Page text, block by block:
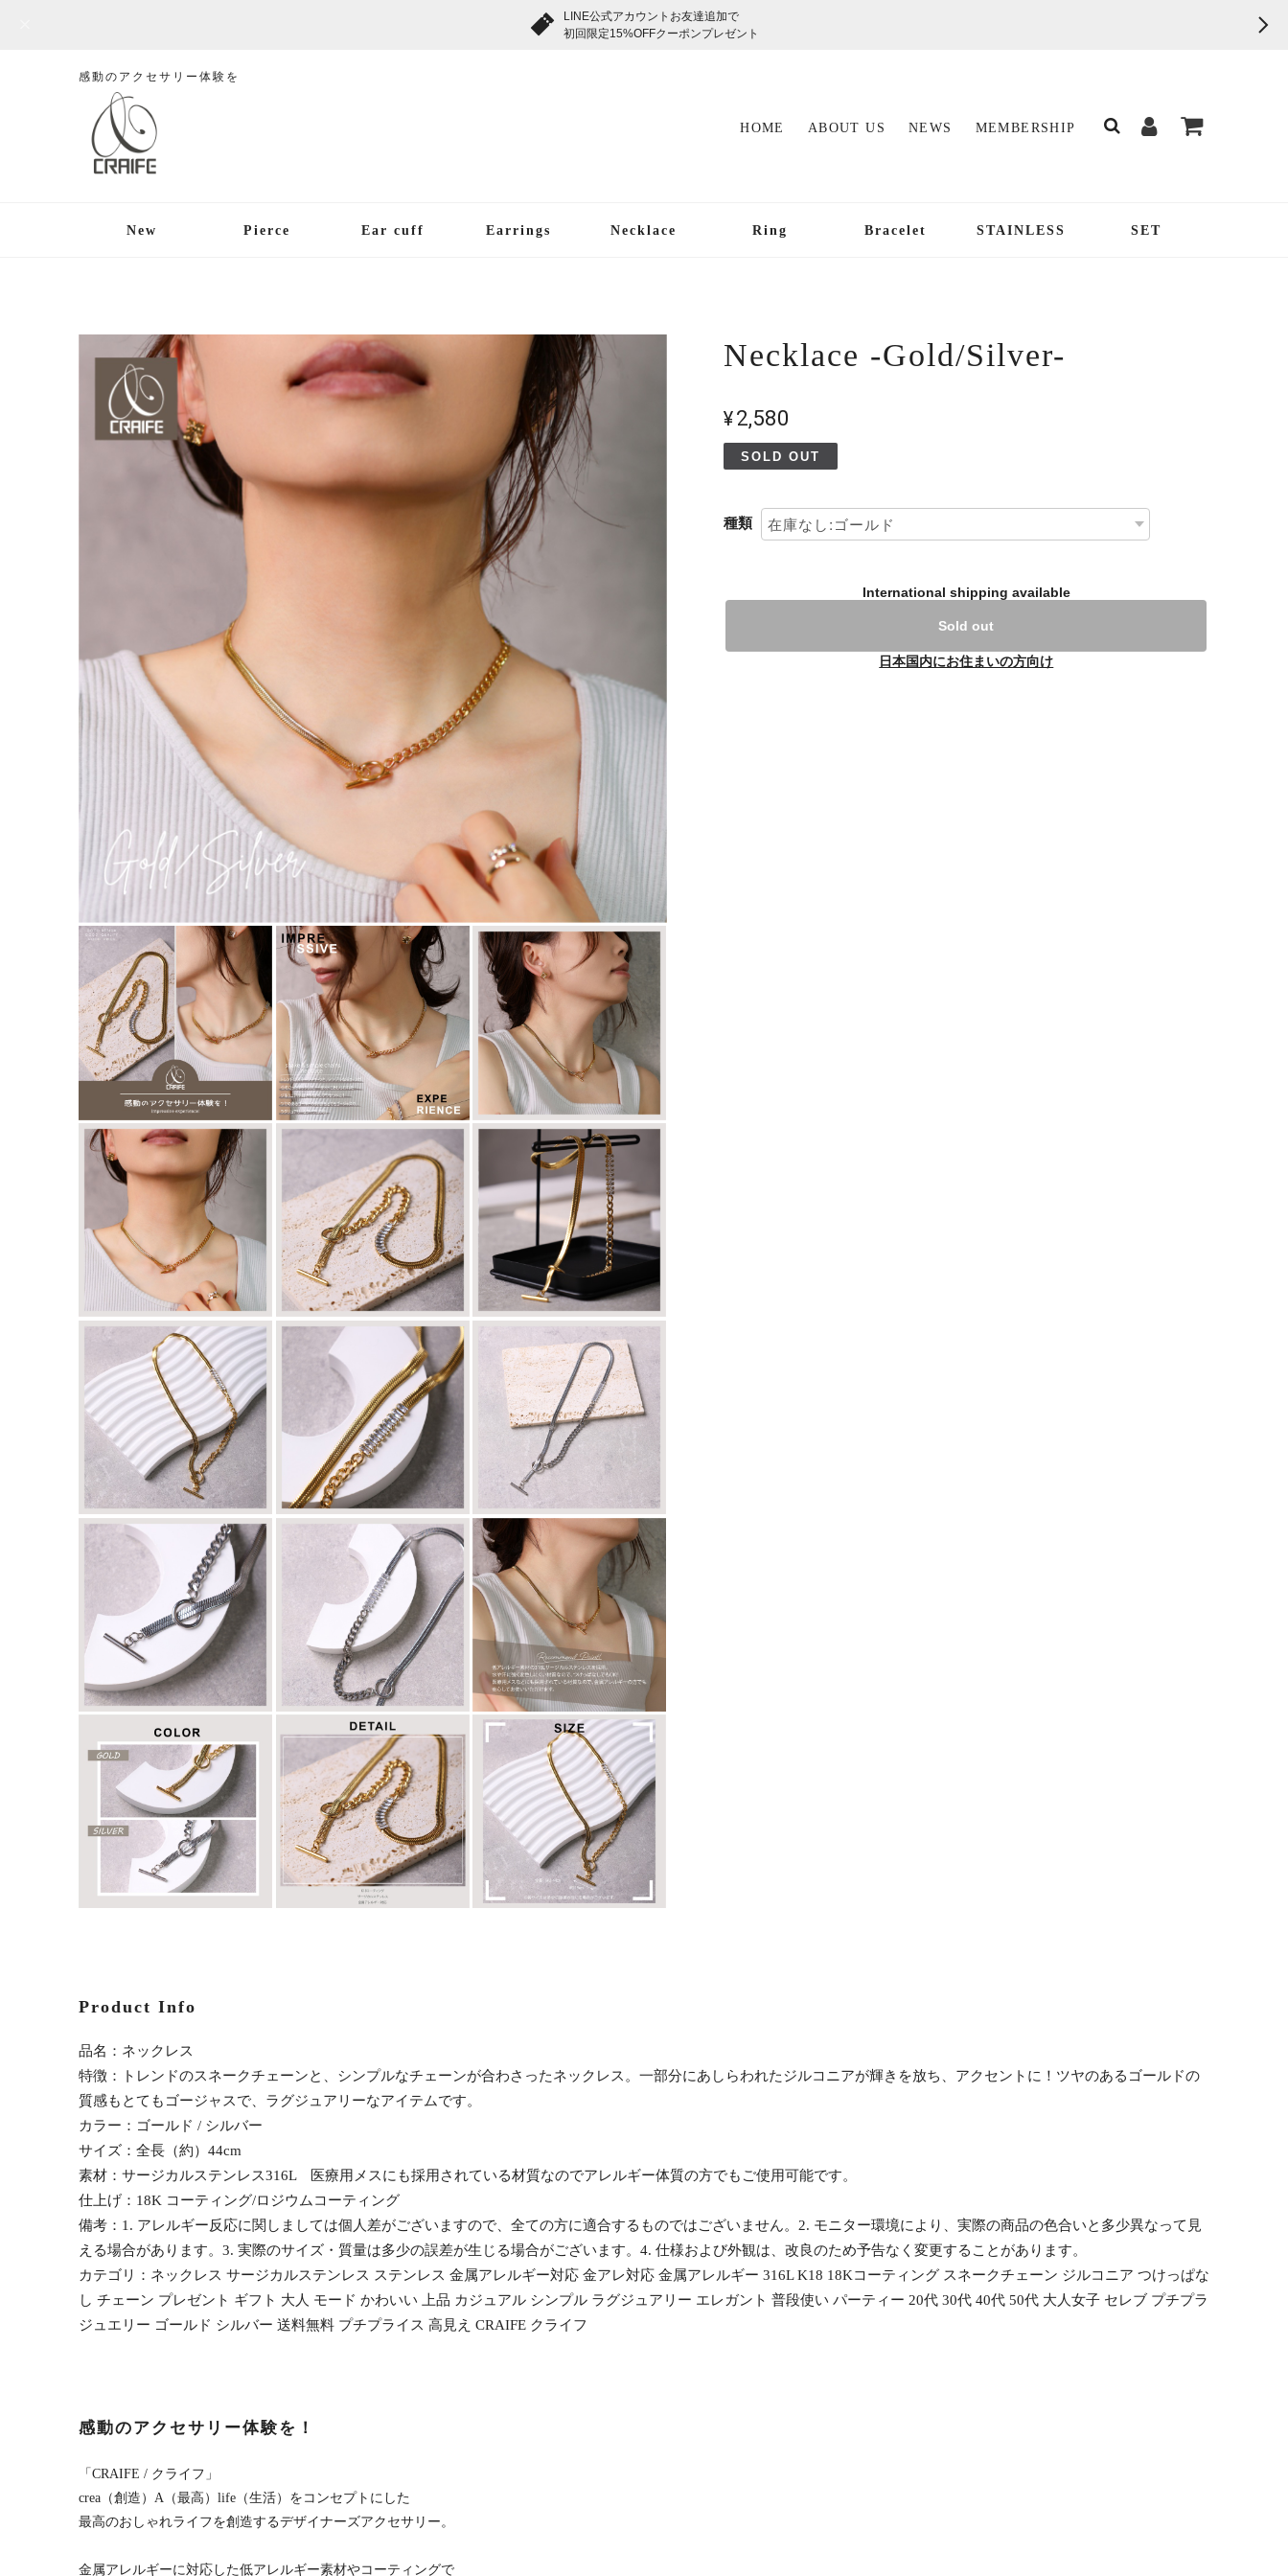
LINE公式アカウントお友達追加で
初回限定15%OFFクーポンプレゼント
感動のアクセサリー体験を
HOME ABOUT US NEWS MEMBERSHIP
New Pierce Ear cuff Earrings Necklace Ring Bracelet STAINLESS SET
Necklace -Gold/Silver-
¥2,580
SOLD OUT
種類
International shipping available
Sold out
日本国内にお住まいの方向け
Product Info
品名：ネックレス
特徴：トレンドのスネークチェーンと、シンプルなチェーンが合わさったネックレス。一部分にあしらわれたジルコニアが輝きを放ち、アクセントに！ツヤのあるゴールドの
質感もとてもゴージャスで、ラグジュアリーなアイテムです。
カラー：ゴールド / シルバー
サイズ：全長（約）44cm
素材：サージカルステンレス316L 医療用メスにも採用されている材質なのでアレルギー体質の方でもご使用可能です。
仕上げ：18K コーティング/ロジウムコーティング
備考：1. アレルギー反応に関しましては個人差がございますので、全ての方に適合するものではございません。2. モニター環境により、実際の商品の色合いと多少異なって見
える場合があります。3. 実際のサイズ・質量は多少の誤差が生じる場合がございます。4. 仕様および外観は、改良のため予告なく変更することがあります。
カテゴリ：ネックレス サージカルステンレス ステンレス 金属アレルギー対応 金アレ対応 金属アレルギー 316L K18 18Kコーティング スネークチェーン ジルコニア つけっぱな
し チェーン プレゼント ギフト 大人 モード かわいい 上品 カジュアル シンプル ラグジュアリー エレガント 普段使い パーティー 20代 30代 40代 50代 大人女子 セレブ プチプラ
ジュエリー ゴールド シルバー 送料無料 プチプライス 高見え CRAIFE クライフ
感動のアクセサリー体験を！
「CRAIFE / クライフ」
crea（創造）A（最高）life（生活）をコンセプトにした
最高のおしゃれライフを創造するデザイナーズアクセサリー。
金属アレルギーに対応した低アレルギー素材やコーティングで